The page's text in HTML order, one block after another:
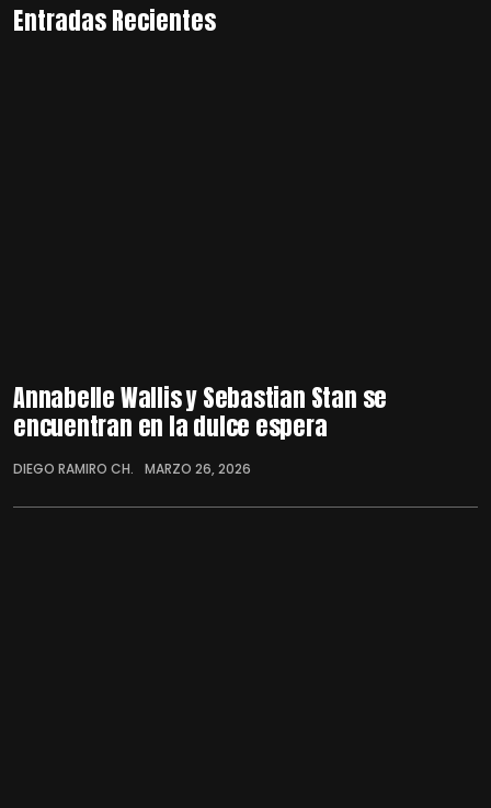
Entradas Recientes
Annabelle Wallis y Sebastian Stan se
encuentran en la dulce espera
DIEGO RAMIRO CH. MARZO 26, 2026